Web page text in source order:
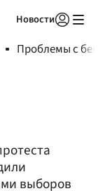
Новости
Проблемы с
выборов